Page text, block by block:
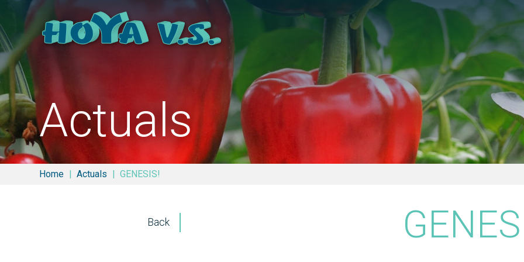
Search
Actuals
Home Actuals GENESIS!
Back